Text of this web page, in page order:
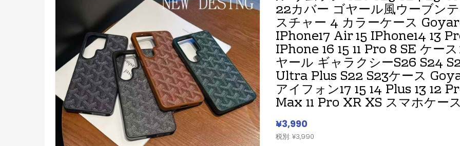
22カバー ゴヤール風ウーブン
スチャー 4 カラーケース
IPhone17 Air 15 IPhone14 13
IPhone 16 15 11 Pro 8 SE ケー
ヤール ギャラクシーs26 S24
Ultra Plus S22 S23ケース
アイフォン17 15 14 Plus 13 12
Max 11 Pro XR XS スマホケース
¥3,990
税別: ¥3,990